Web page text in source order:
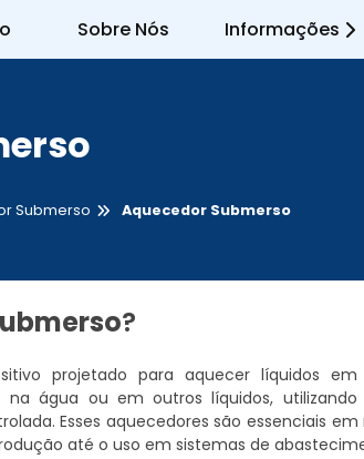
Sobre Nós Informações
Submerso Aquecedor Submerso
?
projetado para aquecer líquidos em
água ou em outros líquidos, utilizando
Esses aquecedores são essenciais
até o uso em sistemas de